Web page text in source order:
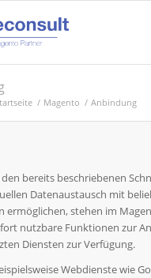
/ Magento / Anbindung
bereits beschriebenen
Datenaustausch mit
ermöglichen, stehen im
nutzbare Funktionen zur
Diensten zur Verfügung.
Webdienste wie